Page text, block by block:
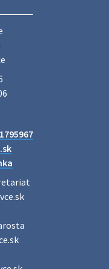
Dubovce
príslušníkov aj
kúpalisko
Tím
v piatich kľúčových
2026 V obci
908 62 Dubovce –